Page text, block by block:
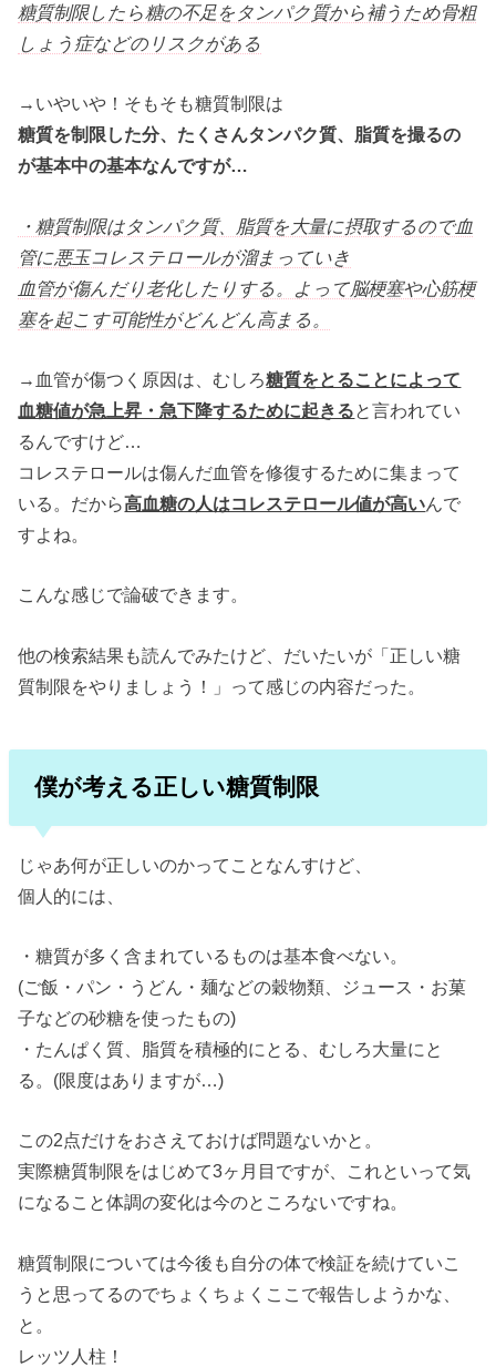
糖質制限したら糖の不足をタンパク質から補うため骨粗
しょう症などのリスクがある
→いやいや！そもそも糖質制限は
糖質を制限した分、たくさんタンパク質、脂質を撮るの
が基本中の基本なんですが…
・糖質制限はタンパク質、脂質を大量に摂取するので血
管に悪玉コレステロールが溜まっていき
血管が傷んだり老化したりする。よって脳梗塞や心筋梗
塞を起こす可能性がどんどん高まる。
→血管が傷つく原因は、むしろ糖質をとることによって
血糖値が急上昇・急下降するために起きると言われてい
るんですけど…
コレステロールは傷んだ血管を修復するために集まって
いる。だから高血糖の人はコレステロール値が高いんで
すよね。
こんな感じで論破できます。
他の検索結果も読んでみたけど、だいたいが「正しい糖
質制限をやりましょう！」って感じの内容だった。
僕が考える正しい糖質制限
じゃあ何が正しいのかってことなんすけど、
個人的には、
・糖質が多く含まれているものは基本食べない。
(ご飯・パン・うどん・麺などの穀物類、ジュース・お菓
子などの砂糖を使ったもの)
・たんぱく質、脂質を積極的にとる、むしろ大量にと
る。(限度はありますが…)
この2点だけをおさえておけば問題ないかと。
実際糖質制限をはじめて3ヶ月目ですが、これといって気
になること体調の変化は今のところないですね。
糖質制限については今後も自分の体で検証を続けていこ
うと思ってるのでちょくちょくここで報告しようかな、
と。
レッツ人柱！